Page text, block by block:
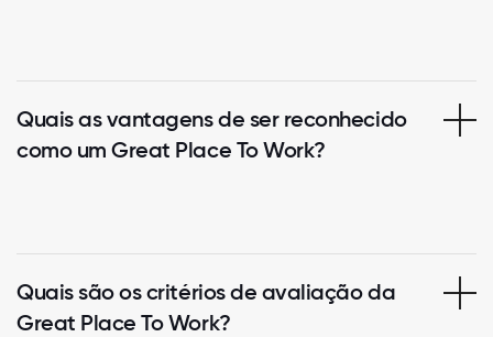
Quais as vantagens de ser reconhecido
como um Great Place To Work?
Quais são os critérios de avaliação da
Great Place To Work?